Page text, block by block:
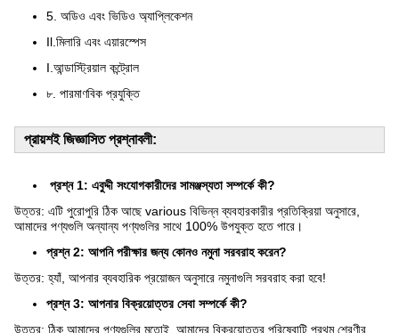
5. অডিও এবং ভিডিও অ্যাপ্লিকেশন
Il.মিলারি এবং এয়ারস্পেস
I.আন্ডাস্ট্রিয়াল কন্ট্রোল
৮. পারমাণবিক প্রযুক্তি
প্রায়শই জিজ্ঞাসিত প্রশ্নাবলী:
প্রশ্ন 1: এবুদ্দী সংযোগকারীদের সামঞ্জস্যতা সম্পর্কে কী?
উত্তর: এটি পুরোপুরি ঠিক আছে various বিভিন্ন ব্যবহারকারীর প্রতিক্রিয়া অনুসারে,
আমাদের পণ্যগুলি অন্যান্য পণ্যগুলির সাথে 100% উপযুক্ত হতে পারে।
প্রশ্ন 2: আপনি পরীক্ষার জন্য কোনও নমুনা সরবরাহ করেন?
উত্তর: হ্যাঁ, আপনার ব্যবহারিক প্রয়োজন অনুসারে নমুনাগুলি সরবরাহ করা হবে!
প্রশ্ন 3: আপনার বিক্রয়োত্তর সেবা সম্পর্কে কী?
উত্তর: ঠিক আমাদের পণ্যগুলির মতোই, আমাদের বিক্রয়োত্তর পরিষেবাটি প্রথম শ্রেণীর,